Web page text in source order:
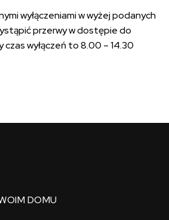
wyłączeniami w wyżej podanych
przerwy w dostępie do
wyłączeń to 8.00 – 14.30
DOMU